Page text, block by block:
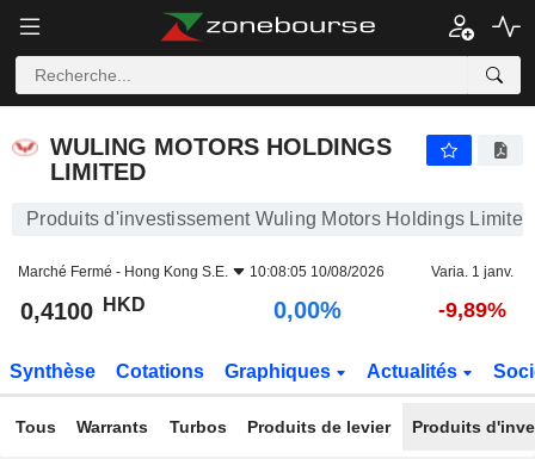
WULING MOTORS HOLDINGS
LIMITED
Produits d'investissement Wuling Motors Holdings Limited
Marché Fermé - Hong Kong S.E. 10:08:05 10/08/2026 Varia. 1 janv.
0,4100 HKD 0,00% -9,89%
Synthèse Cotations Graphiques Actualités
Tous Warrants Turbos Produits de levier Produits